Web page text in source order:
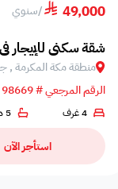
49,000
/سنوي
شقة سكني للإيجار
منطقة مكة المكرمة ,
الرقم المرجعي # 98669
4 غرف 5 دورات مياه
استأجر الآن